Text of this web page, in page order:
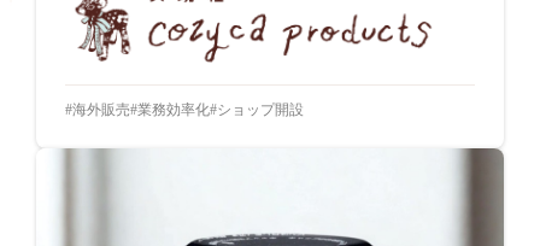
海外販売 業務効率化 ショップ開設